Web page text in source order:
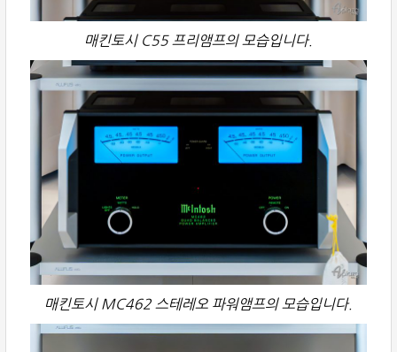
매킨토시 C55 프리앰프의 모습입니다.
매킨토시 MC462 스테레오 파워앰프의 모습입니다.